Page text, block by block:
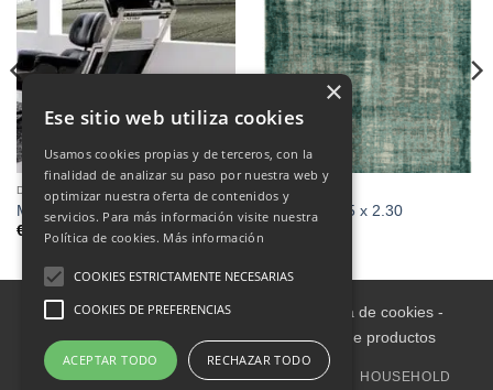
DECORATION
Magazine stand
€
190.00
CARPETS
Alfombra 1.55 x 2.30
Aviso legal-Política de Privacidad Política de cookies-
Condiciones informativas sobre catálogo de productos
HOME INDOOR OUTDOOR DECORATION
HOUSEHOLD
×
Ese sitio web utiliza cookies
Usamos cookies propias y de terceros, con la
finalidad de analizar su paso por nuestra web y
optimizar nuestra oferta de contenidos y
servicios. Para más información visite nuestra
Política de cookies. Más información
COOKIES ESTRICTAMENTE NECESARIAS
COOKIES DE PREFERENCIAS
ACEPTAR TODO RECHAZAR TODO